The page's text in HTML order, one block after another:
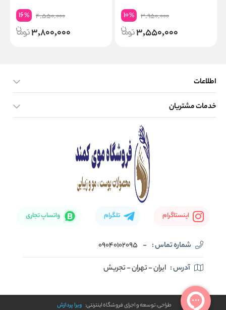
3,950,000
10%
3,550,000
4,550,000
16%
3,800,000
اطلاعات
صفحه اصلی
خدمات مشتریان
اینستاگرام تلگرام واتساپ تجاری
شماره تماس : -
09040102095
آدرس : ایران - تهران - تجریش
طراحی، توسعه و اجرای فروشگاه اینترنتی: ویرا پردازش